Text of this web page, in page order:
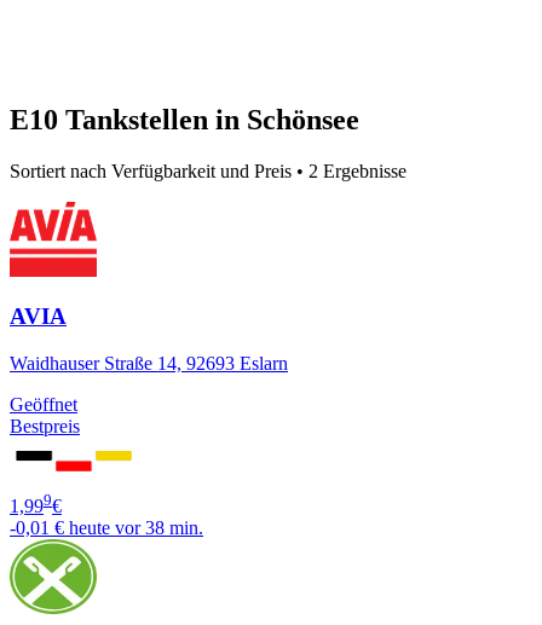
E10 Tankstellen in Schönsee
Sortiert nach Verfügbarkeit und Preis • 2 Ergebnisse
AVIA
Waidhauser Straße 14, 92693 Eslarn
Geöffnet
Bestpreis
1,999€
-0,01 € heute vor 38 min.